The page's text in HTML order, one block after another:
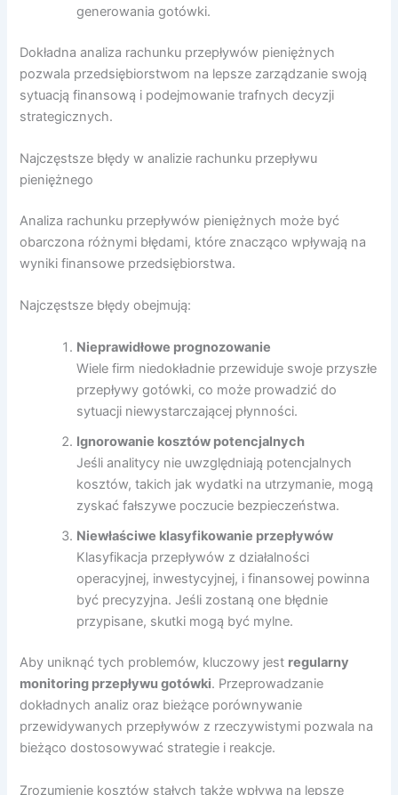
generowania gotówki.
Dokładna analiza rachunku przepływów pieniężnych
pozwala przedsiębiorstwom na lepsze zarządzanie swoją
sytuacją finansową i podejmowanie trafnych decyzji
strategicznych.
Najczęstsze błędy w analizie rachunku przepływu
pieniężnego
Analiza rachunku przepływów pieniężnych może być
obarczona różnymi błędami, które znacząco wpływają na
wyniki finansowe przedsiębiorstwa.
Najczęstsze błędy obejmują:
Nieprawidłowe prognozowanie
Wiele firm niedokładnie przewiduje swoje przyszłe
przepływy gotówki, co może prowadzić do
sytuacji niewystarczającej płynności.
Ignorowanie kosztów potencjalnych
Jeśli analitycy nie uwzględniają potencjalnych
kosztów, takich jak wydatki na utrzymanie, mogą
zyskać fałszywe poczucie bezpieczeństwa.
Niewłaściwe klasyfikowanie przepływów
Klasyfikacja przepływów z działalności
operacyjnej, inwestycyjnej, i finansowej powinna
być precyzyjna. Jeśli zostaną one błędnie
przypisane, skutki mogą być mylne.
Aby uniknąć tych problemów, kluczowy jest regularny
monitoring przepływu gotówki. Przeprowadzanie
dokładnych analiz oraz bieżące porównywanie
przewidywanych przepływów z rzeczywistymi pozwala na
bieżąco dostosowywać strategie i reakcje.
Zrozumienie kosztów stałych także wpływa na lepsze